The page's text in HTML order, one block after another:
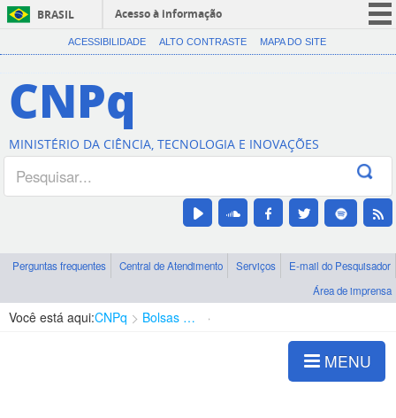
BRASIL
Acesso à informação
CORONAVÍRUS (COVID-19)
Canais
ACESSIBILIDADE ALTO CONTRASTE MAPA DO SITE
CNPq
MINISTÉRIO DA CIÊNCIA, TECNOLOGIA E INOVAÇÕES
Perguntas frequentes Central de Atendimento Serviços
E-mail do Pesquisador
Área de imprensa
Você está aqui:CNPq Bolsas e Auxílios Vigentes
MENU